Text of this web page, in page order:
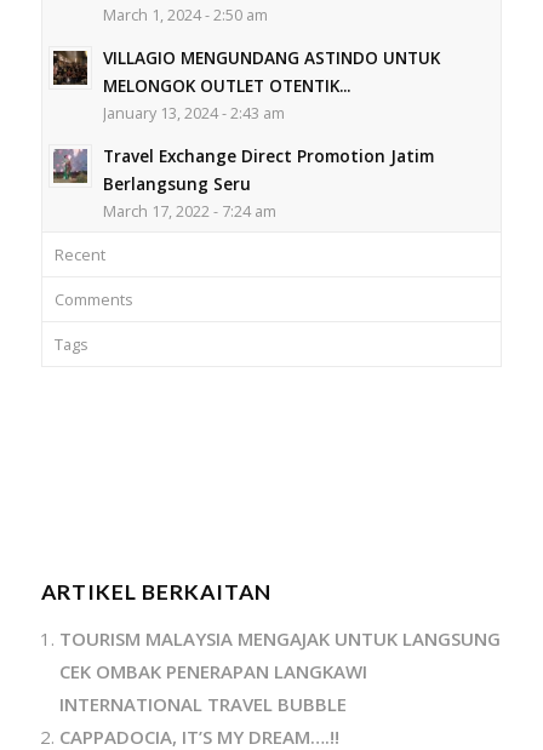
March 1, 2024 - 2:50 am
VILLAGIO MENGUNDANG ASTINDO UNTUK
MELONGOK OUTLET OTENTIK...
January 13, 2024 - 2:43 am
Travel Exchange Direct Promotion Jatim
Berlangsung Seru
March 17, 2022 - 7:24 am
Recent
Comments
Tags
ARTIKEL BERKAITAN
TOURISM MALAYSIA MENGAJAK UNTUK LANGSUNG
CEK OMBAK PENERAPAN LANGKAWI
INTERNATIONAL TRAVEL BUBBLE
CAPPADOCIA, IT’S MY DREAM….!!